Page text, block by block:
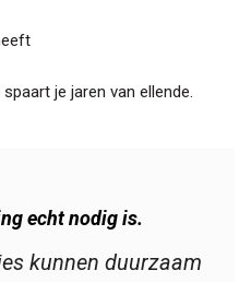
je jaren van ellende.
echt nodig is.
kunnen duurzaam